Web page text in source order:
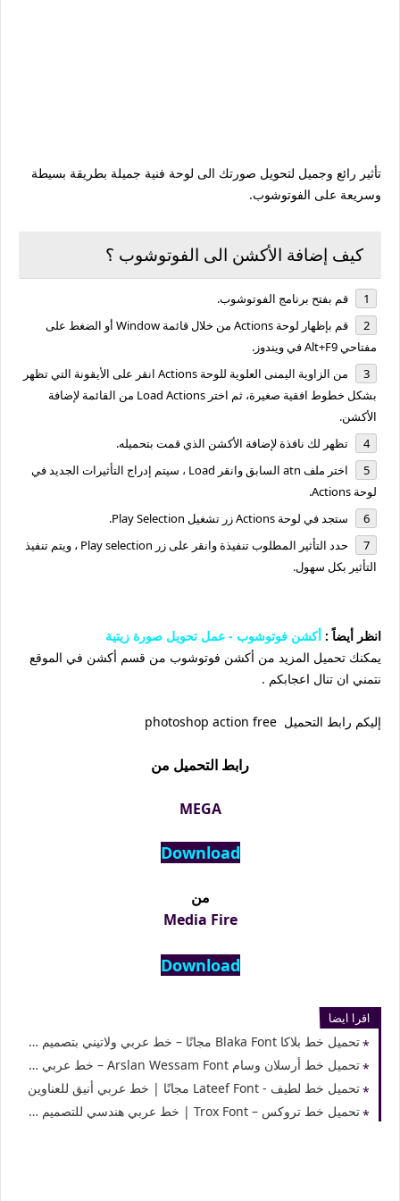
تأثير رائع وجميل لتحويل صورتك الى لوحة فنية جميلة بطريقة بسيطة
وسريعة على الفوتوشوب.
كيف إضافة الأكشن الى الفوتوشوب ؟
قم بفتح برنامج الفوتوشوب.
قم بإظهار لوحة Actions من خلال قائمة Window أو الضغط على
مفتاحي Alt+F9 في ويندوز.
من الزاوية اليمنى العلوية للوحة Actions انقر على الأيقونة التي تظهر
بشكل خطوط افقية صغيرة، ثم اختر Load Actions من القائمة لإضافة
الأكشن.
تظهر لك نافذة لإضافة الأكشن الذي قمت بتحميله.
اختر ملف atn السابق وانقر Load ، سيتم إدراج التأثيرات الجديد في
لوحة Actions.
ستجد في لوحة Actions زر تشغيل Play Selection.
حدد التأثير المطلوب تنفيذة وانقر على زر Play selection ، ويتم تنفيذ
التأثير بكل سهول.
انظر أيضاً : أكشن فوتوشوب - عمل تحويل صورة زيتية
يمكنك تحميل المزيد من أكشن فوتوشوب من قسم أكشن في الموقع
نتمني ان تنال اعجابكم .
إليكم رابط التحميل photoshop action free
رابط التحميل من
MEGA
Download
من
Media Fire
Download
اقرا ايضا
تحميل خط بلاكا Blaka Font مجانًا – خط عربي ولاتيني بتصميم عصري
تحميل خط أرسلان وسام Arslan Wessam Font – خط عربي يدوي للتصميم
تحميل خط لطيف - Lateef Font مجانًا | خط عربي أنيق للعناوين
تحميل خط تروكس – Trox Font | خط عربي هندسي للتصميم الإبداعي